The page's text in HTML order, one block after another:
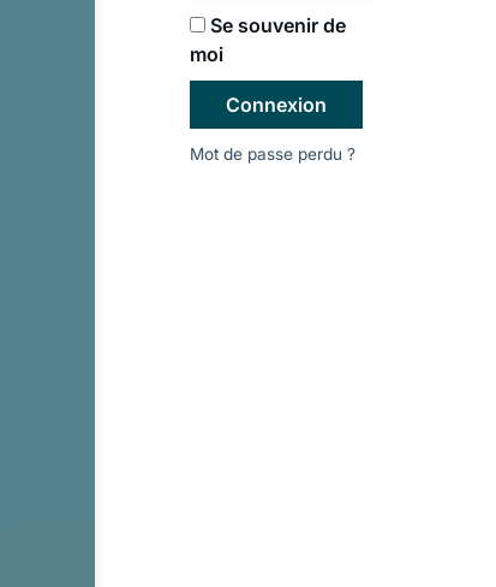
Se souvenir de
moi
Connexion
Mot de passe perdu ?